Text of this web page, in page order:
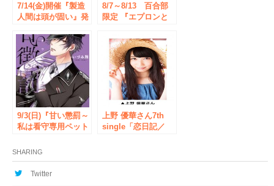
ショー＆サイン会
7/14(金)開催『製造
人間は頭が固い』発
先生 サイン会 | 秋葉
原・書泉ブックタワ
ー
8/7～8/13 百合部
限定 『エプロンと
念 ひらり、ミュー
ジアム◆書泉ブック
タワー
9/3(日)『甘い懲罰～
私は看守専用ペット
翔先生サイン会◆秋
葉原・書泉ブックタ
ワー いづみ翔先生
上野 優華さん7th
single「恋日記／
7/7（木）書泉ブッ
SHARING
Twitter